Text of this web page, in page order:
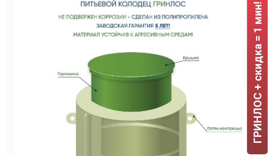
ГРИНЛОС + скидка = 1 мин!